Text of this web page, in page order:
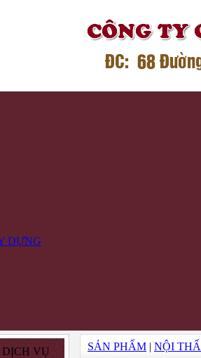
DỰNG
DỊCH VỤ
SẢN PHẨM | NỘI